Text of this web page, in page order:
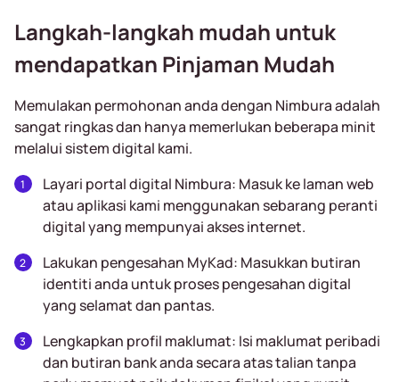
Langkah-langkah mudah untuk
mendapatkan Pinjaman Mudah
Memulakan permohonan anda dengan Nimbura adalah
sangat ringkas dan hanya memerlukan beberapa minit
melalui sistem digital kami.
Layari portal digital Nimbura: Masuk ke laman web
atau aplikasi kami menggunakan sebarang peranti
digital yang mempunyai akses internet.
Lakukan pengesahan MyKad: Masukkan butiran
identiti anda untuk proses pengesahan digital
yang selamat dan pantas.
Lengkapkan profil maklumat: Isi maklumat peribadi
dan butiran bank anda secara atas talian tanpa